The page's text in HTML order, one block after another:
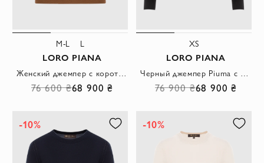
M-L L
LORO PIANA
Женский джемпер с коротким рукавом из шерсти шелка и кашемира
76 600 ₴68 900 ₴
XS
LORO PIANA
Черный джемпер Piuma с круглым вырезом из тончайшего и мягкого кашемира
76 900 ₴68 900 ₴
-10% -10%